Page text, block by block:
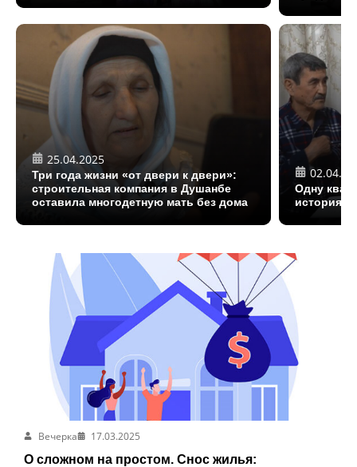
25.04.2025
Три года жизни «от двери к двери»:
строительная компания в Душанбе
оставила многодетную мать без дома
Одну
история
Вечерка
17.03.2025
О сложном на простом. Снос жилья: